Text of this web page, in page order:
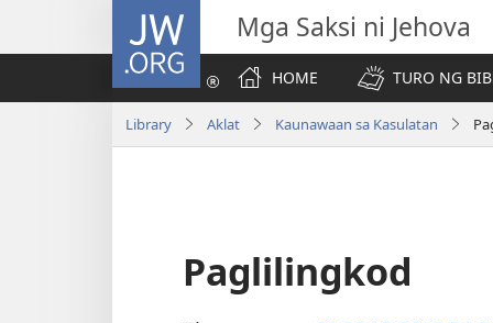
JW.ORG Mga Saksi ni Jehova
HOME
TURO NG
Library Aklat Kaunawaan sa Kasulatan
Paglilingkod